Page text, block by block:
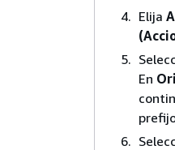
Elija
En